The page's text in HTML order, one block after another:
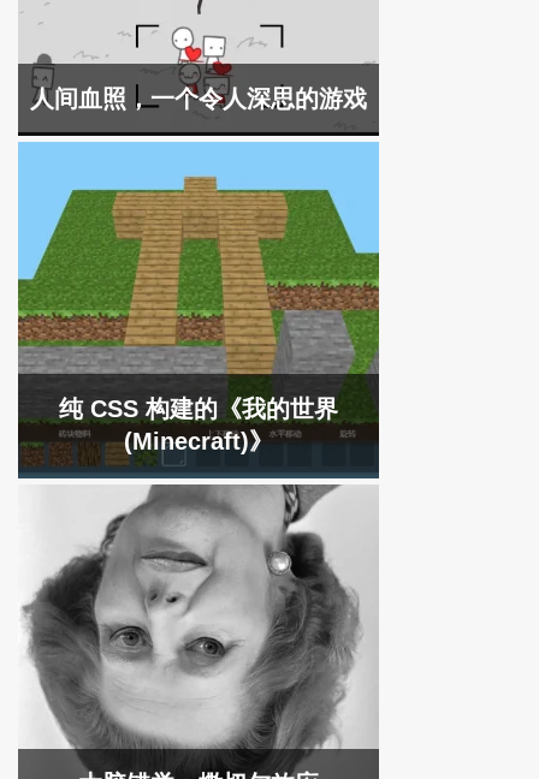
人间血照，一个令人深思的游戏
纯 CSS 构建的《我的世界
(Minecraft)》